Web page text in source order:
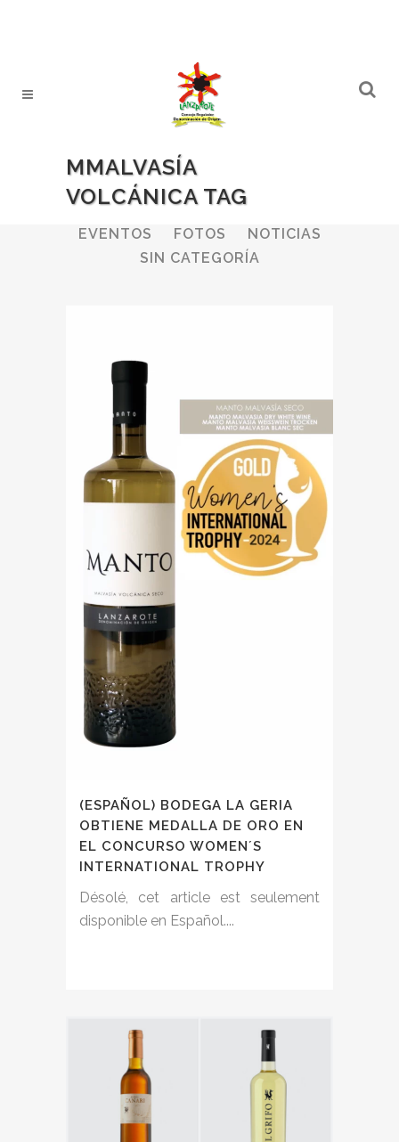
MMALVASÍA
VOLCÁNICA TAG
ALL BODEGAS
BOLETINES
EVENTOS
FOTOS
NOTICIAS
SIN CATEGORÍA
(ESPAÑOL) BODEGA LA GERIA
OBTIENE MEDALLA DE ORO EN
EL CONCURSO WOMEN´S
INTERNATIONAL TROPHY
Désolé, cet article est seulement
disponible en Español....